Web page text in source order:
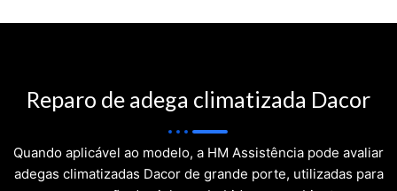
Reparo de adega climatizada Dacor
Quando aplicável ao modelo, a HM Assistência pode avaliar
adegas climatizadas Dacor de grande porte, utilizadas para